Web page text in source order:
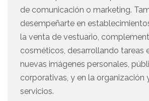
de comunicación o marketing.
desempeñarte en
la venta de vestuario,
cosméticos, desarrollando tareas
nuevas imágenes personales,
corporativas, y en la organización
servicios.